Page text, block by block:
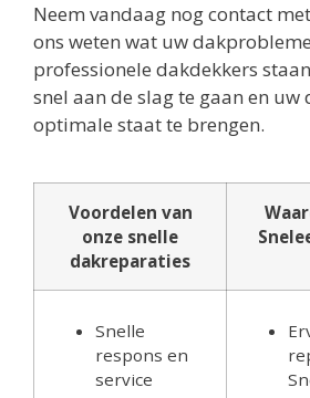
Neem vandaag nog contact
ons weten wat uw
professionele dakdekkers
snel aan de slag te gaan en uw
optimale staat te brengen.
Voordelen van
onze snelle
dakreparaties
Snelle
respons en
service